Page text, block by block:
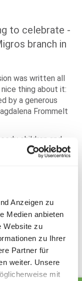
Anzeigen zu
Medien anbieten
Website zu
zu Ihrer
Partner für
weiter. Unsere
mit
to celebrate -
branch in
was written all
thing about it:
by a generous
Frommelt
children and